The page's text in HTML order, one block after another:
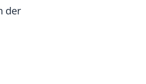
der